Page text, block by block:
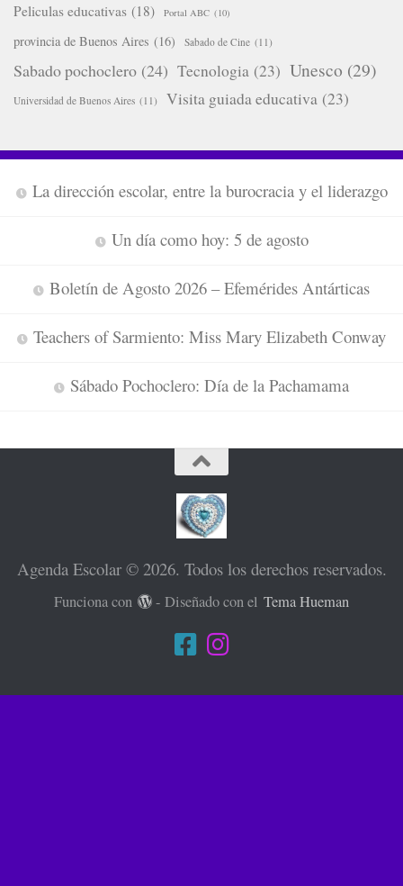
Peliculas educativas (18) Portal ABC (10)
provincia de Buenos Aires (16) Sabado de Cine (11)
Sabado pochoclero (24) Tecnologia (23) Unesco (29)
Universidad de Buenos Aires (11) Visita guiada educativa (23)
La dirección escolar, entre la burocracia y el liderazgo
Un día como hoy: 5 de agosto
Boletín de Agosto 2026 – Efemérides Antárticas
Teachers of Sarmiento: Miss Mary Elizabeth Conway
Sábado Pochoclero: Día de la Pachamama
Agenda Escolar © 2026. Todos los derechos reservados.
Funciona con - Diseñado con elTema Hueman